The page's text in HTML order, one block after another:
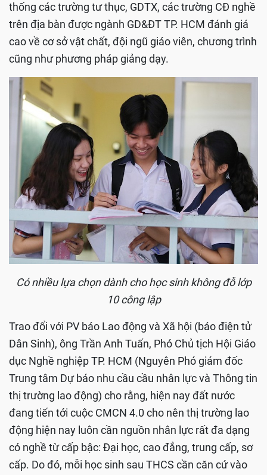
thống các trường tư thục, GDTX, các trường CĐ nghề
trên địa bàn được ngành GD&ĐT TP. HCM đánh giá
cao về cơ sở vật chất, đội ngũ giáo viên, chương trình
cũng như phương pháp giảng dạy.
Có nhiều lựa chọn dành cho học sinh không đỗ lớp
10 công lập
Trao đổi với PV báo Lao động và Xã hội (báo điện tử
Dân Sinh), ông Trần Anh Tuấn, Phó Chủ tịch Hội Giáo
dục Nghề nghiệp TP. HCM (Nguyên Phó giám đốc
Trung tâm Dự báo nhu cầu cầu nhân lực và Thông tin
thị trường lao động) cho rằng, hiện nay đất nước
đang tiến tới cuộc CMCN 4.0 cho nên thị trường lao
động hiện nay luôn cần nguồn nhân lực rất đa dạng
có nghề từ cấp bậc: Đại học, cao đẳng, trung cấp, sơ
cấp. Do đó, mỗi học sinh sau THCS cần căn cứ vào